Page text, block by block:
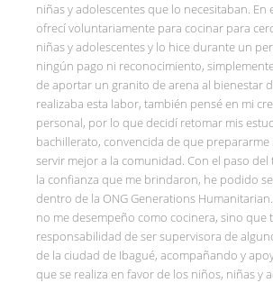
niñas y adolescentes que lo necesitaban. En
ofrecí voluntariamente para cocinar para
niñas y adolescentes y lo hice durante un
ningún pago ni reconocimiento,
de aportar un granito de arena al bienestar
realizaba esta labor, también pensé en mi
personal, por lo que decidí retomar mis
bachillerato, convencida de que prepararme
servir mejor a la comunidad. Con el paso del
la confianza que me brindaron, he podido
dentro de la ONG Generations
no me desempeño como cocinera, sino que
responsabilidad de ser supervisora de
de la ciudad de Ibagué, acompañando y
que se realiza en favor de los niños, niñas y